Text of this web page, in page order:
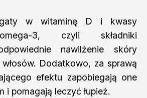
w witaminę D i kwasy
3, czyli składniki
nawilżenie skóry
Dodatkowo, za sprawą
efektu zapobiegają one
i pomagają leczyć łupież.